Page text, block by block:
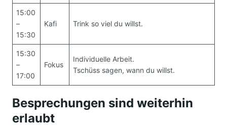
15:00
–
15:30
Kafi Trink so viel du willst.
15:30
–
17:00
Fokus
Individuelle Arbeit.
Tschüss sagen, wann du willst.
Besprechungen sind weiterhin
erlaubt